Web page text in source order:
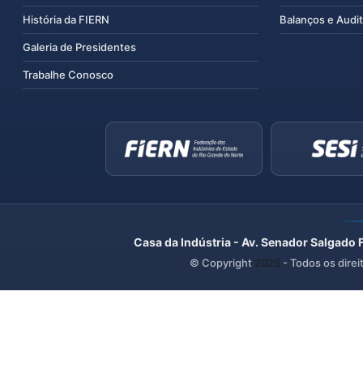
História da FIERN
Galeria de Presidentes
Trabalhe Conosco
Balanços e
Casa da Indústria - Av. Senador
© Copyright 2026 - Todos os